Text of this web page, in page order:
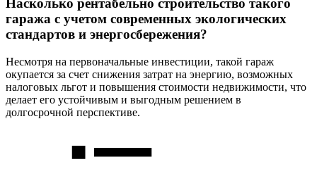
Насколько рентабельно строительство такого
гаража с учетом современных экологических
стандартов и энергосбережения?
Несмотря на первоначальные инвестиции, такой гараж
окупается за счет снижения затрат на энергию, возможных
налоговых льгот и повышения стоимости недвижимости, что
делает его устойчивым и выгодным решением в
долгосрочной перспективе.